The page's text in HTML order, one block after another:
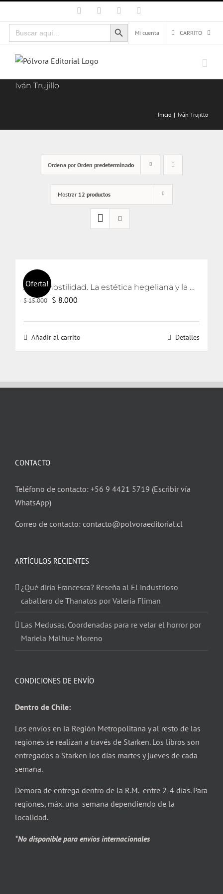
al
contenido
Facebook Instagram
Buscar:
Botón de búsqueda
Mi cuenta
CARRITO
Iván Trujillo
Inicio Iván Trujillo
Ordena por Orden predeterminado
Mostrar 12 productos
Oferta! Arte y hostilidad. La estética hegeliana y la precipitación de la violencia
$15.000 El
original
era:
$ 8.000
actual
es:
Añadir al carrito Detalles
CONTACTO
Teléfono de contacto: +56 9 4421 5719 (Escribir vía
WhatsApp)
Correo de contacto: contacto@polvoraeditorial.cl
ARTÍCULOS RECIENTES
¿Qué diría Francesca? Reseña al El industrioso
caballero de Thanatos por Valeria Fliman
Las Medusas. Coordenadas para re velar el horror por
Mariela Malhue Moreno
CONDICIONES DE ENVÍO
Dentro de Chile:
Los envíos en la Región Metropolitana y al resto de las
regiones se realizan a través de Starken. Los libros son
entregados a Starken los días martes y jueves de cada
semana.
Demora de entrega dentro de la R.M. entre 2-4 días. Para
regiones, máx. una semana dependiendo de la
localidad.
*No disponible para envíos internacionales